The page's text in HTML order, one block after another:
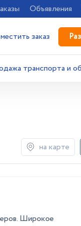
Объявления
заказ
транспорта и
на карте
Широкое